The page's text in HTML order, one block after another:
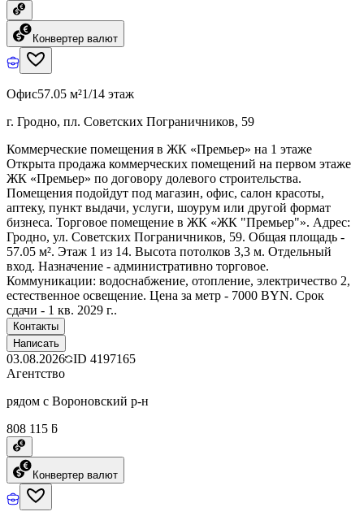
Конвертер валют
Офис57.05 м²1/14 этаж
г. Гродно, пл. Советских Пограничников, 59
Коммерческие помещения в ЖК «Премьер» на 1 этаже
Открыта продажа коммерческих помещений на первом этаже
ЖК «Премьер» по договору долевого строительства.
Помещения подойдут под магазин, офис, салон красоты,
аптеку, пункт выдачи, услуги, шоурум или другой формат
бизнеса. Торговое помещение в ЖК «ЖК "Премьер"». Адрес:
Гродно, ул. Советских Пограничников, 59. Общая площадь -
57.05 м². Этаж 1 из 14. Высота потолков 3,3 м. Отдельный
вход. Назначение - административно торговое.
Коммуникации: водоснабжение, отопление, электричество 2,
естественное освещение. Цена за метр - 7000 BYN. Срок
сдачи - 1 кв. 2029 г..
Контакты
Написать
03.08.2026 ID 4197165
Агентство
рядом с Вороновский р-н
808 115 ƃ
Конвертер валют